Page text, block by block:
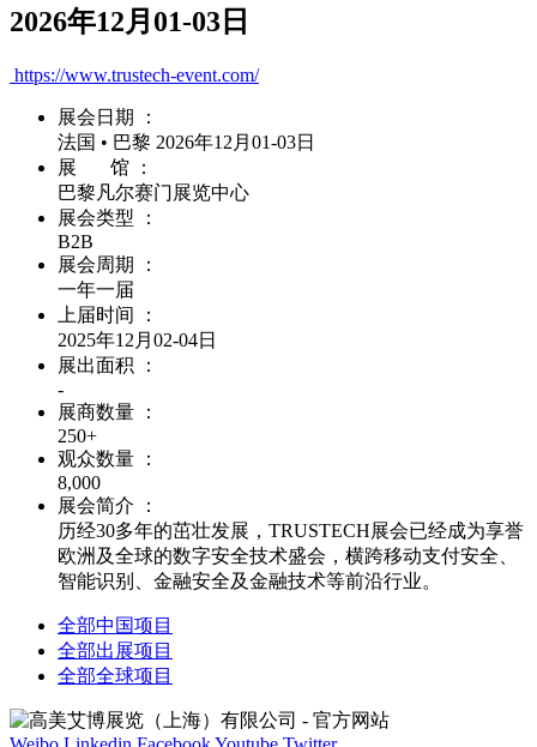
2026年12月01-03日
https://www.trustech-event.com/
展会日期 ：
法国 • 巴黎 2026年12月01-03日
展 馆 ：
巴黎凡尔赛门展览中心
展会类型 ：
B2B
展会周期 ：
一年一届
上届时间 ：
2025年12月02-04日
展出面积 ：
-
展商数量 ：
250+
观众数量 ：
8,000
展会简介 ：
历经30多年的茁壮发展，TRUSTECH展会已经成为享誉
欧洲及全球的数字安全技术盛会，横跨移动支付安全、
智能识别、金融安全及金融技术等前沿行业。
全部中国项目
全部出展项目
全部全球项目